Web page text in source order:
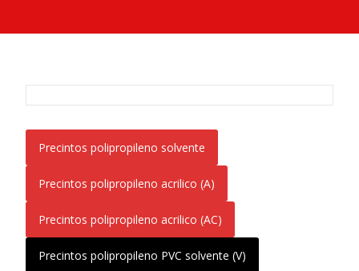
Precintos polipropileno solvente
Precintos polipropileno acrilico (A)
Precintos polipropileno acrilico (AC)
Precintos polipropileno PVC solvente (V)